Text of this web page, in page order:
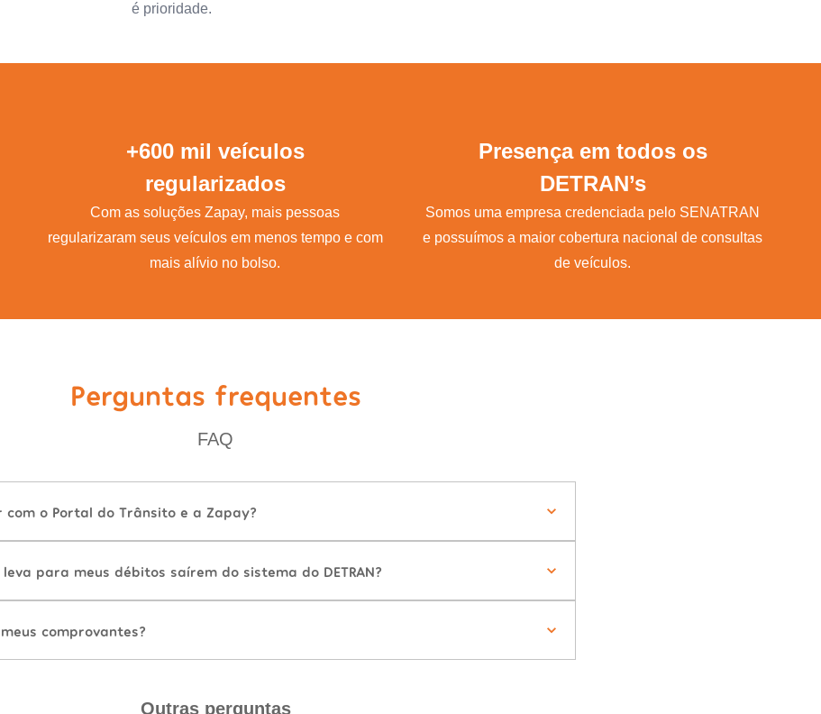
é prioridade.
+600 mil veículos
regularizados
Com as soluções Zapay, mais pessoas
regularizaram seus veículos em menos tempo e com
mais alívio no bolso.
Presença em todos os
DETRAN’s
Somos uma empresa credenciada pelo SENATRAN
e possuímos a maior cobertura nacional de consultas
de veículos.
Perguntas frequentes
FAQ
com o Portal do Trânsito e a Zapay?
para meus débitos saírem do sistema do DETRAN?
comprovantes?
Outras perguntas